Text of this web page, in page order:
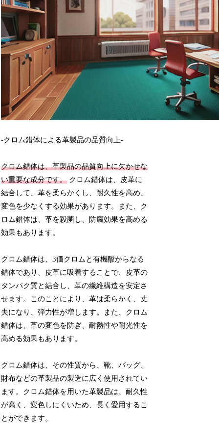
-クロム錯体による革製品の品質向上-
クロム錯体は、革製品の品質向上に欠かせな
い重要な成分です。 クロム錯体は、皮革に
結合して、革を柔らかくし、耐久性を高め、
変色を少なくする効果があります。また、ク
ロム錯体は、革を殺菌し、防腐効果を高める
効果もあります。
クロム錯体は、3価クロムと有機酸からなる
錯体であり、皮革に吸着することで、皮革の
タンパク質と結合し、革の繊維構造を安定さ
せます。このことにより、革は柔らかく、丈
夫になり、弾力性が増します。また、クロム
錯体は、革の変色を防ぎ、耐熱性や耐光性を
高める効果もあります。
クロム錯体は、その性質から、靴、バッグ、
財布などの革製品の製造に広く使用されてい
ます。クロム錯体を用いた革製品は、耐久性
が高く、変色しにくいため、長く愛用するこ
とができます。